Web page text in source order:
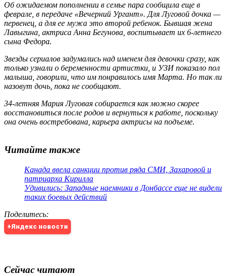
Об ожидаемом пополнении в семье пара сообщила еще в
феврале, в передаче «Вечерний Ургант». Для Луговой дочка —
первенец, а для ее мужа это второй ребенок. Бывшая жена
Лавыгина, актриса Анна Бегунова, воспитывает их 6-летнего
сына Федора.
Звезды сериалов задумались над именем для девочки сразу, как
только узнали о беременности артистки, и УЗИ показало пол
малыша, говорили, что им понравилось имя Марта. Но так ли
назовут дочь, пока не сообщают.
34-летняя Мария Луговая собирается как можно скорее
восстановиться после родов и вернуться к работе, поскольку
она очень востребована, карьера актрисы на подъеме.
Читайте также
Канада ввела санкции против ряда СМИ, Захаровой и
патриарха Кирилла
Удивились: Западные наемники в Донбассе еще не видели
таких боевых действий
Поделитесь:
+Яндекс новости
Сейчас читают